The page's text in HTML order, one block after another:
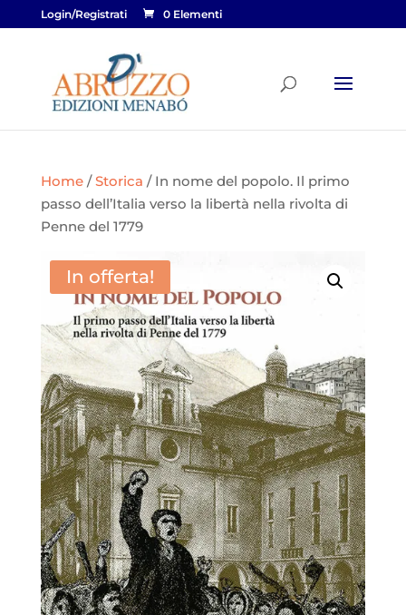
Login/Registrati 0 Elementi
Home/Storica / In nome del popolo. Il primo
passo dell’Italia verso la libertà nella rivolta di
Penne del 1779
In offerta!